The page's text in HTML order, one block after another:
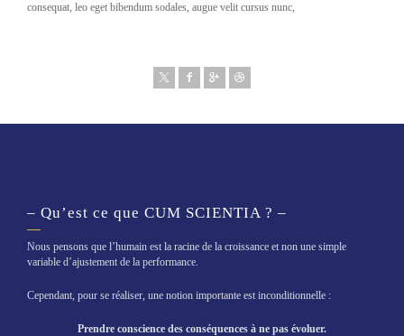
consequat, leo eget bibendum sodales, augue velit cursus nunc,
– Qu’est ce que CUM SCIENTIA ? –
Nous pensons que l’humain est la racine de la croissance et non une simple
variable d’ajustement de la performance.
Cependant, pour se réaliser, une notion importante est inconditionnelle :
Prendre conscience des conséquences à ne pas évoluer.